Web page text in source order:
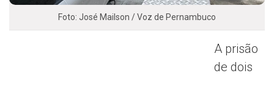
Foto: José Mailson / Voz de Pernambuco
A prisão
de dois